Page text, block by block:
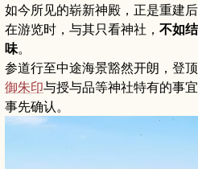
如今所见的崭新神殿，正是重建后
在游览时，与其只看神社， 不如
味。
参道行至中途海景豁然开朗，登
御朱印与授与品等神社特有的事
事先确认。